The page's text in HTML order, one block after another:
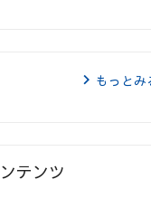
もっとみ
テンツ